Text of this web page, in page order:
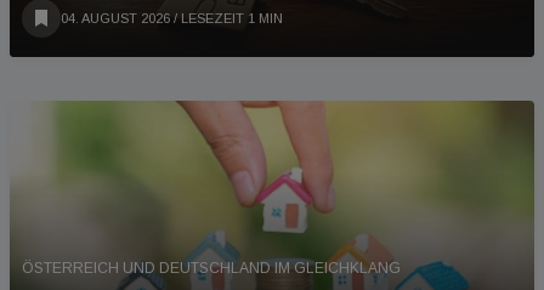
04. AUGUST 2026 / LESEZEIT 1 MIN
ÖSTERREICH UND DEUTSCHLAND IM GLEICHKLANG